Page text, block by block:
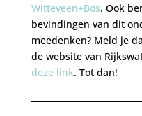
Witteveen+Bos. Ook
bevindingen van dit
meedenken? Meld je
de website van
deze link. Tot dan!